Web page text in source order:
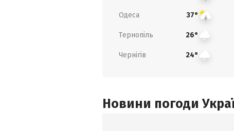
Одеса 37°
Тернопіль 26°
Чернігів 24°
Новини погоди